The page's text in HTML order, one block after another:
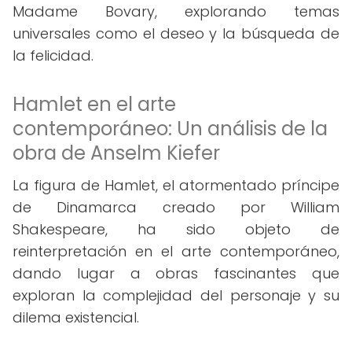
Madame Bovary, explorando temas
universales como el deseo y la búsqueda de
la felicidad.
Hamlet en el arte
contemporáneo: Un análisis de la
obra de Anselm Kiefer
La figura de Hamlet, el atormentado príncipe
de Dinamarca creado por William
Shakespeare, ha sido objeto de
reinterpretación en el arte contemporáneo,
dando lugar a obras fascinantes que
exploran la complejidad del personaje y su
dilema existencial.